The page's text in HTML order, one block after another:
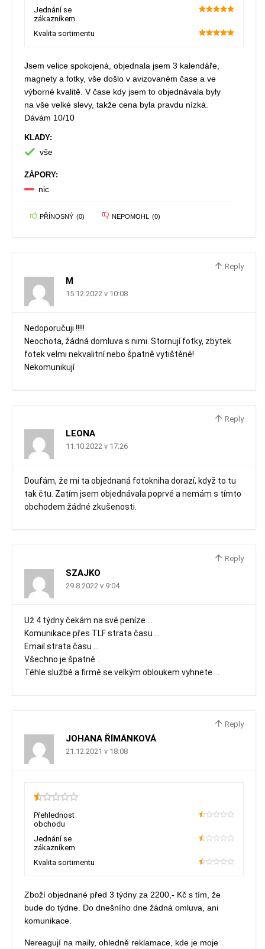
Jednání se
zákazníkem
Kvalita sortimentu
Jsem velice spokojená, objednala jsem 3 kalendáře,
magnety a fotky, vše došlo v avizovaném čase a ve
výborné kvalitě. V čase kdy jsem to objednávala byly
na vše velké slevy, takže cena byla pravdu nízká.
Dávám 10/10
KLADY:
vše
ZÁPORY:
nic
PŘÍNOSNÝ (0) NEPOMOHL (0)
Reply
M
15.12.2022 v 10:08
Nedoporučuji !!!!!
Neochota, žádná domluva s nimi. Stornují fotky, zbytek
fotek velmi nekvalitní nebo špatně vytištěné!
Nekomunikují
Reply
LEONA
11.10.2022 v 17:26
Doufám, že mi ta objednaná fotokniha dorazí, když to tu
tak čtu. Zatím jsem objednávala poprvé a nemám s tímto
obchodem žádné zkušenosti.
Reply
SZAJKO
29.8.2022 v 9:04
Už 4 týdny čekám na své peníze …
Komunikace přes TLF strata času …
Email strata času …
Všechno je špatně ..
Téhle službě a firmě se velkým obloukem vyhnete …
Reply
JOHANA ŘÍMÁNKOVÁ
21.12.2021 v 18:08
0.5
Přehlednost
obchodu
Jednání se
zákazníkem
Kvalita sortimentu
Zboží objednané před 3 týdny za 2200,- Kč s tím, že
bude do týdne. Do dnešního dne žádná omluva, ani
komunikace.
Nereagují na maily, ohledně reklamace, kde je moje